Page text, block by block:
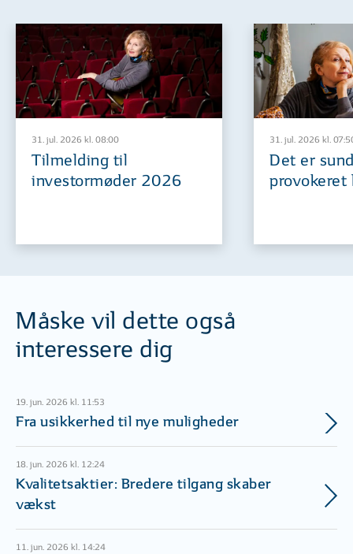
31. jul. 2026 kl. 08:00
Tilmelding til
investormøder 2026
31. jul. 2026 kl.
Det er
provokeret
Måske vil dette også
interessere dig
19. jun. 2026 kl. 11:53
Fra usikkerhed til nye muligheder
18. jun. 2026 kl. 12:24
Kvalitetsaktier: Bredere tilgang skaber
vækst
11. jun. 2026 kl. 14:24